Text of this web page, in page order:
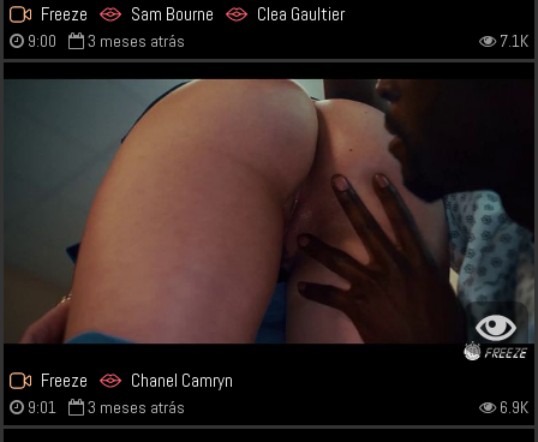
Freeze Sam Bourne Clea Gaultier
9:00 3 meses atrás 7.1K
Freeze Chanel Camryn
9:01 3 meses atrás 6.9K